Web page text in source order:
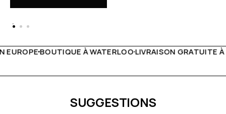
LIVRAISON GRATUITE À PARTIR DE 150€LIVE
SUGGESTIONS